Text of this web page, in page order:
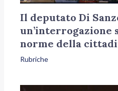
Il deputato Di
un’interrogazione
norme della
Rubriche